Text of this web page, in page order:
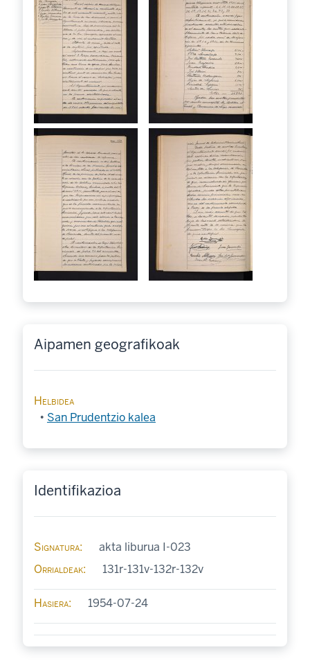
Aipamen geografikoak
Helbidea
San Prudentzio kalea
Identifikazioa
Signatura
akta liburua I-023
Orrialdeak
131r-131v-132r-132v
Hasiera 1954-07-24